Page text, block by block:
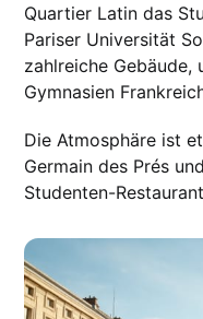
Quartier Latin das
Pariser Universität
zahlreiche
Gymnasien
Die Atmosphäre ist
Germain des Prés
Studenten-